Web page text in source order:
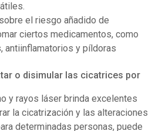
el riesgo añadido de
ciertos medicamentos, como
antiinflamatorios y píldoras
o disimular las cicatrices por
y rayos láser brinda excelentes
la cicatrización y las alteraciones
determinadas personas, puede